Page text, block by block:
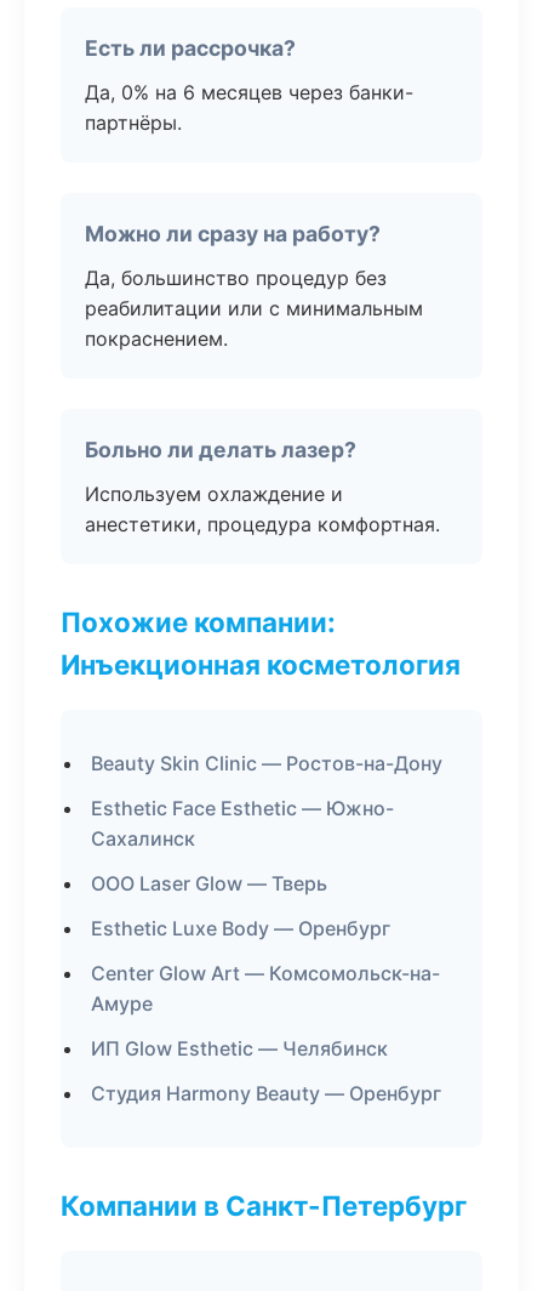
Есть ли рассрочка?
Да, 0% на 6 месяцев через банки-
партнёры.
Можно ли сразу на работу?
Да, большинство процедур без
реабилитации или с минимальным
покраснением.
Больно ли делать лазер?
Используем охлаждение и
анестетики, процедура комфортная.
Похожие компании:
Инъекционная косметология
Beauty Skin Clinic — Ростов-на-Дону
Esthetic Face Esthetic — Южно-
Сахалинск
ООО Laser Glow — Тверь
Esthetic Luxe Body — Оренбург
Center Glow Art — Комсомольск-на-
Амуре
ИП Glow Esthetic — Челябинск
Студия Harmony Beauty — Оренбург
Компании в Санкт-Петербург